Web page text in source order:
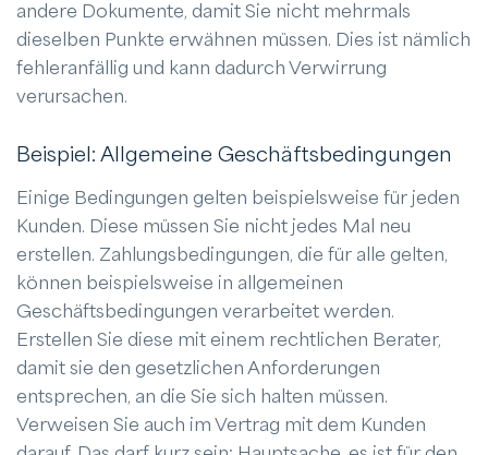
andere Dokumente, damit Sie nicht mehrmals
dieselben Punkte erwähnen müssen. Dies ist nämlich
fehleranfällig und kann dadurch Verwirrung
verursachen.
Beispiel: Allgemeine Geschäftsbedingungen
Einige Bedingungen gelten beispielsweise für jeden
Kunden. Diese müssen Sie nicht jedes Mal neu
erstellen. Zahlungsbedingungen, die für alle gelten,
können beispielsweise in allgemeinen
Geschäftsbedingungen verarbeitet werden.
Erstellen Sie diese mit einem rechtlichen Berater,
damit sie den gesetzlichen Anforderungen
entsprechen, an die Sie sich halten müssen.
Verweisen Sie auch im Vertrag mit dem Kunden